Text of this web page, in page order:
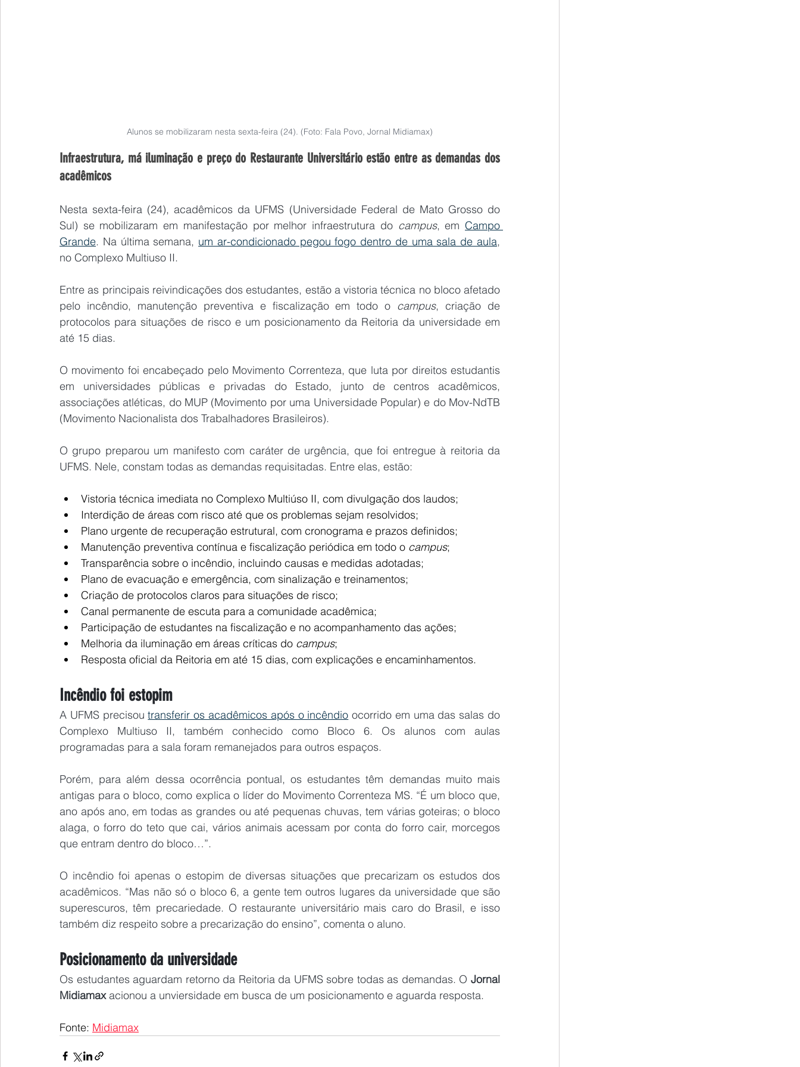
Alunos se mobilizaram nesta sexta-feira (24). (Foto: Fala Povo, Jornal Midiamax)
Infraestrutura, má iluminação e preço do Restaurante Universitário estão entre as demandas dos
acadêmicos
Nesta sexta-feira (24), acadêmicos da UFMS (Universidade Federal de Mato Grosso do
Sul) se mobilizaram em manifestação por melhor infraestrutura do campus, em Campo
Grande. Na última semana, um ar-condicionado pegou fogo dentro de uma sala de aula,
no Complexo Multiuso II.
Entre as principais reivindicações dos estudantes, estão a vistoria técnica no bloco afetado
pelo incêndio, manutenção preventiva e fiscalização em todo o campus, criação de
protocolos para situações de risco e um posicionamento da Reitoria da universidade em
até 15 dias.
O movimento foi encabeçado pelo Movimento Correnteza, que luta por direitos estudantis
em universidades públicas e privadas do Estado, junto de centros acadêmicos,
associações atléticas, do MUP (Movimento por uma Universidade Popular) e do Mov-NdTB
(Movimento Nacionalista dos Trabalhadores Brasileiros).
O grupo preparou um manifesto com caráter de urgência, que foi entregue à reitoria da
UFMS. Nele, constam todas as demandas requisitadas. Entre elas, estão:
Vistoria técnica imediata no Complexo Multiúso II, com divulgação dos laudos;
Interdição de áreas com risco até que os problemas sejam resolvidos;
Plano urgente de recuperação estrutural, com cronograma e prazos definidos;
Manutenção preventiva contínua e fiscalização periódica em todo o campus;
Transparência sobre o incêndio, incluindo causas e medidas adotadas;
Plano de evacuação e emergência, com sinalização e treinamentos;
Criação de protocolos claros para situações de risco;
Canal permanente de escuta para a comunidade acadêmica;
Participação de estudantes na fiscalização e no acompanhamento das ações;
Melhoria da iluminação em áreas críticas do campus;
Resposta oficial da Reitoria em até 15 dias, com explicações e encaminhamentos.
Incêndio foi estopim
A UFMS precisou transferir os acadêmicos após o incêndio ocorrido em uma das salas do
Complexo Multiuso II, também conhecido como Bloco 6. Os alunos com aulas
programadas para a sala foram remanejados para outros espaços.
Porém, para além dessa ocorrência pontual, os estudantes têm demandas muito mais
antigas para o bloco, como explica o líder do Movimento Correnteza MS. “É um bloco que,
ano após ano, em todas as grandes ou até pequenas chuvas, tem várias goteiras; o bloco
alaga, o forro do teto que cai, vários animais acessam por conta do forro cair, morcegos
que entram dentro do bloco…”.
O incêndio foi apenas o estopim de diversas situações que precarizam os estudos dos
acadêmicos. “Mas não só o bloco 6, a gente tem outros lugares da universidade que são
superescuros, têm precariedade. O restaurante universitário mais caro do Brasil, e isso
também diz respeito sobre a precarização do ensino”, comenta o aluno.
Posicionamento da universidade
Os estudantes aguardam retorno da Reitoria da UFMS sobre todas as demandas. O Jornal
Midiamax acionou a unviersidade em busca de um posicionamento e aguarda resposta.
Fonte: Midiamax